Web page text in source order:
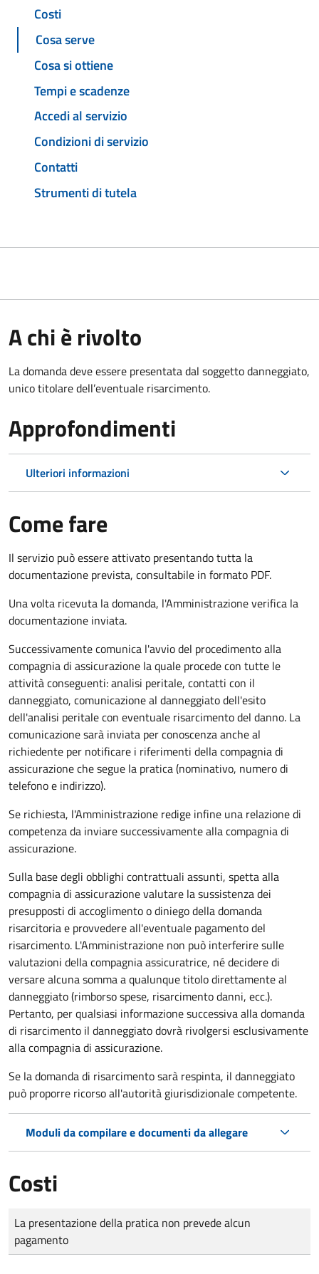
Costi
Cosa serve
Cosa si ottiene
Tempi e scadenze
Accedi al servizio
Condizioni di servizio
Contatti
Strumenti di tutela
A chi è rivolto
La domanda deve essere presentata dal soggetto danneggiato,
unico titolare dell’eventuale risarcimento.
Approfondimenti
Ulteriori informazioni
Come fare
Il servizio può essere attivato presentando tutta la
documentazione prevista, consultabile in formato PDF.
Una volta ricevuta la domanda, l'Amministrazione verifica la
documentazione inviata.
Successivamente comunica l'avvio del procedimento alla
compagnia di assicurazione la quale procede con tutte le
attività conseguenti: analisi peritale, contatti con il
danneggiato, comunicazione al danneggiato dell'esito
dell'analisi peritale con eventuale risarcimento del danno. La
comunicazione sarà inviata per conoscenza anche al
richiedente per notificare i riferimenti della compagnia di
assicurazione che segue la pratica (nominativo, numero di
telefono e indirizzo).
Se richiesta, l'Amministrazione redige infine una relazione di
competenza da inviare successivamente alla compagnia di
assicurazione.
Sulla base degli obblighi contrattuali assunti, spetta alla
compagnia di assicurazione valutare la sussistenza dei
presupposti di accoglimento o diniego della domanda
risarcitoria e provvedere all'eventuale pagamento del
risarcimento. L'Amministrazione non può interferire sulle
valutazioni della compagnia assicuratrice, né decidere di
versare alcuna somma a qualunque titolo direttamente al
danneggiato (rimborso spese, risarcimento danni, ecc.).
Pertanto, per qualsiasi informazione successiva alla domanda
di risarcimento il danneggiato dovrà rivolgersi esclusivamente
alla compagnia di assicurazione.
Se la domanda di risarcimento sarà respinta, il danneggiato
può proporre ricorso all'autorità giurisdizionale competente.
Moduli da compilare e documenti da allegare
Costi
Tipo di pagamento
Importo
La presentazione della pratica non prevede alcun
pagamento